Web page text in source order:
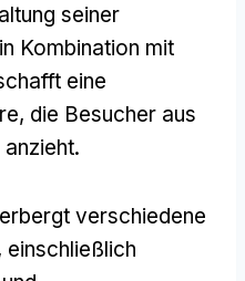
seiner
Kombination mit
eine
die Besucher aus
verschiedene
einschließlich